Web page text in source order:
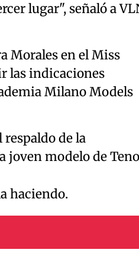
lugar", señaló a
Morales en el Miss
las indicaciones
Milano Models
respaldo de la
joven modelo de
haciendo.